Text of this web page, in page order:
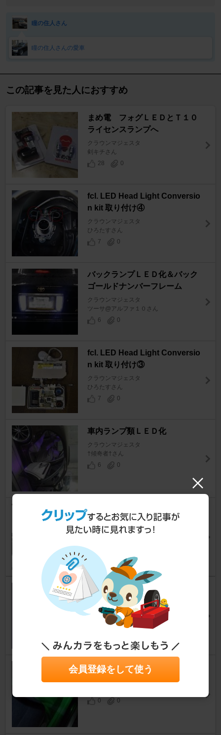
瞳の住人さん
瞳の住人さんの愛車
この記事を見た人におすすめ
まめ電 フォグＬＥＤとＴ１０
ライセンスランプへ
クラウンマジェスタ
剣キチさん
28
0
fcl. LED Head Light Conversio
n kit 取り付け④
クラウンマジェスタ
ひろたすさん
7
0
バックランプＬＥＤ化＆バック
ゴールドナンバーフレーム
クラウンマジェスタ
ツーサ@アルファ１０さん
6
0
fcl. LED Head Light Conversio
n kit 取り付け③
クラウンマジェスタ
ひろたすさん
7
0
車内ランプ類ＬＥＤ化
クラウンマジェスタ
†傾奇者†さん
6
0
ウェルカムランプ交換
クラウンマジェスタ
V I Pさん
ヘッドライトHID→LED化
クラウンマジェスタ
萩原課長さん
0
フットランプLED化
0
0
会員登録をして使う